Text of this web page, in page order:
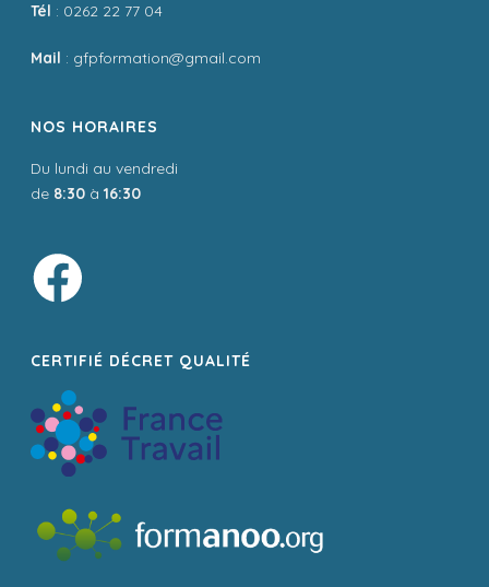
Tél : 0262 22 77 04
Mail : gfpformation@gmail.com
NOS HORAIRES
Du lundi au vendredi
de 8:30 à16:30
CERTIFIÉ DÉCRET QUALITÉ